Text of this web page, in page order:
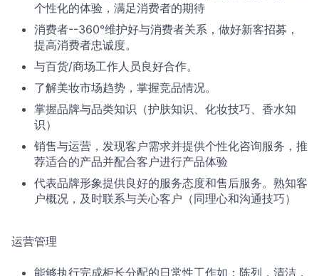
个性化的体验，满足消费者的期待
消费者--360°维护好与消费者关系，做好新客招募，
提高消费者忠诚度。
与百货/商场工作人员良好合作。
了解美妆市场趋势，掌握竞品情况。
掌握品牌与品类知识（护肤知识、化妆技巧、香水知
识）
销售与运营，发现客户需求并提供个性化咨询服务，推
荐适合的产品并配合客户进行产品体验
代表品牌形象提供良好的服务态度和售后服务。熟知客
户概况，及时联系与关心客户（同理心和沟通技巧）
运营管理
能够执行完成柜长分配的日常性工作如：陈列，清洁，